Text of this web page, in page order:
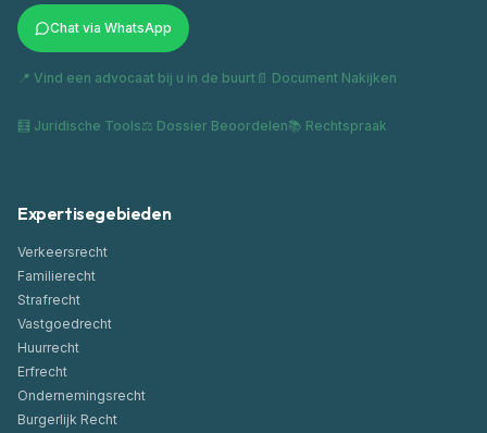
Chat via WhatsApp
📍 Vind een advocaat bij u in de buurt 📄 Document Nakijken
🧮 Juridische Tools⚖️ Dossier Beoordelen📚 Rechtspraak
Expertisegebieden
Verkeersrecht
Familierecht
Strafrecht
Vastgoedrecht
Huurrecht
Erfrecht
Ondernemingsrecht
Burgerlijk Recht